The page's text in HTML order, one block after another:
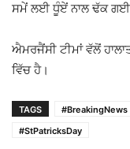
ਸਮੇਂ ਲਈ ਧੂੰਏਂ ਨਾਲ ਢੱਕ
ਐਮਰਜੈਂਸੀ ਟੀਮਾਂ ਵੱਲੋਂ
ਵਿੱਚ ਹੈ।
TAGS #BreakingNews
#StPatricksDay